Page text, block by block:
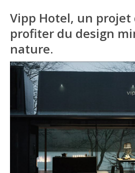
Vipp Hotel, un
profiter du design
nature.